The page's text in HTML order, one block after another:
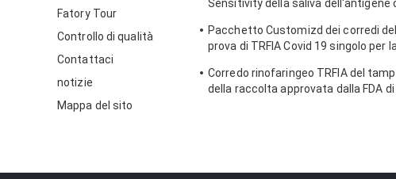
Fatory Tour
Controllo di qualità
Contattaci
notizie
Mappa del sito
Sensitivity della saliva dell'antigene
Pacchetto Customizd dei corredi
prova di TRFIA Covid 19 singolo per
Corredo rinofaringeo TRFIA del
della raccolta approvata dalla FDA